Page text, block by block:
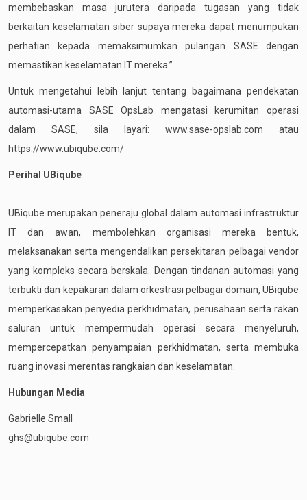
membebaskan masa jurutera daripada tugasan yang tidak
berkaitan keselamatan siber supaya mereka dapat menumpukan
perhatian kepada memaksimumkan pulangan SASE dengan
memastikan keselamatan IT mereka.”
Untuk mengetahui lebih lanjut tentang bagaimana pendekatan
automasi-utama SASE OpsLab mengatasi kerumitan operasi
dalam SASE, sila layari: www.sase-opslab.com atau
https://www.ubiqube.com/
Perihal UBiqube
UBiqube merupakan peneraju global dalam automasi infrastruktur
IT dan awan, membolehkan organisasi mereka bentuk,
melaksanakan serta mengendalikan persekitaran pelbagai vendor
yang kompleks secara berskala. Dengan tindanan automasi yang
terbukti dan kepakaran dalam orkestrasi pelbagai domain, UBiqube
memperkasakan penyedia perkhidmatan, perusahaan serta rakan
saluran untuk mempermudah operasi secara menyeluruh,
mempercepatkan penyampaian perkhidmatan, serta membuka
ruang inovasi merentas rangkaian dan keselamatan.
Hubungan Media
Gabrielle Small
ghs@ubiqube.com